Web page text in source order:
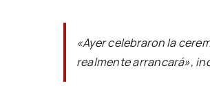
«Ayer celebraron la
realmente arrancará»,